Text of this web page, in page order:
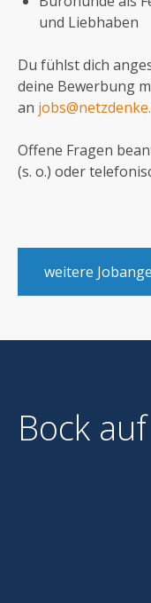
und Liebhaben
Du fühlst dich
deine Bewerbung
an
Offene Fragen
(s. o.) oder
weitere
Bock auf